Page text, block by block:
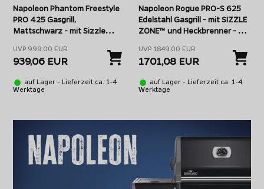
Napoleon Phantom Freestyle
PRO 425 Gasgrill,
Mattschwarz - mit Sizzle
Modell 2026
UVP 999,00 EUR
939,06 EUR
auf Lager - Lieferzeit ca. 1-4
Werktage
Napoleon Rogue PRO-S 625
Edelstahl Gasgrill - mit SIZZLE
ZONE™ und Heckbrenner - mit
UVP 1849,00 EUR
1701,08 EUR
auf Lager - Lieferzeit ca. 1-4
Werktage